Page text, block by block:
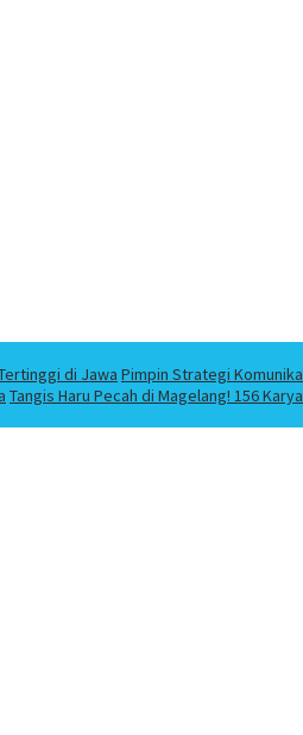
di Jawa Pimpin Strategi
Tangis Haru Pecah di Magelang! 156